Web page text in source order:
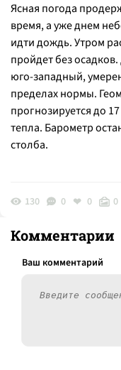
Ясная погода
время, а уже днем
идти дождь. Утром
пройдет без
юго-западный,
пределах нормы.
прогнозируется до
тепла. Барометр
столба.
130 0 0 0
Комментарии